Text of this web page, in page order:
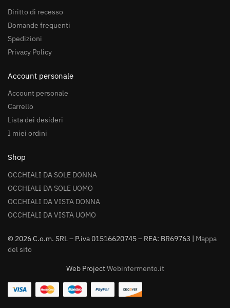
Diritto di recesso
Domande frequenti
Spedizioni
Privacy Policy
Account personale
Account personale
Carrello
Lista dei desideri
I miei ordini
Shop
OCCHIALI DA SOLE DONNA
OCCHIALI DA SOLE UOMO
OCCHIALI DA VISTA DONNA
OCCHIALI DA VISTA UOMO
© 2026 C.o.m. SRL – P.iva 01516620745 – REA: BR69763 | Mappa
del sito
Web ProjectWebinfermento.it